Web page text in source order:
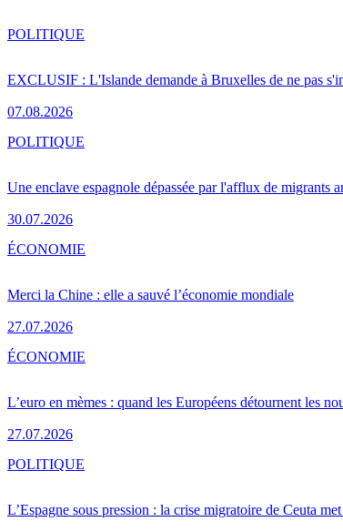
EXCLUSIF : L'Islande demande à Bruxelles de ne pas
07.08.2026
POLITIQUE
Une enclave espagnole dépassée par l'afflux de migrants
30.07.2026
POLITIQUE
Merci la Chine : elle a sauvé l’économie mondiale
27.07.2026
ÉCONOMIE
L’euro en mèmes : quand les Européens détournent les
27.07.2026
ÉCONOMIE
L’Espagne sous pression : la crise migratoire de Ceuta
POLITIQUE